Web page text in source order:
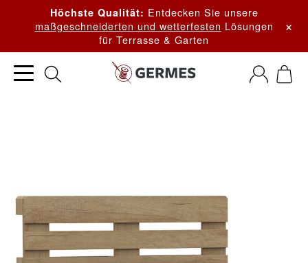
Höchste Qualität: Entdecken Sie unsere
maßgeschneiderten und wetterfesten Lösungen
für Terrasse & Garten
×